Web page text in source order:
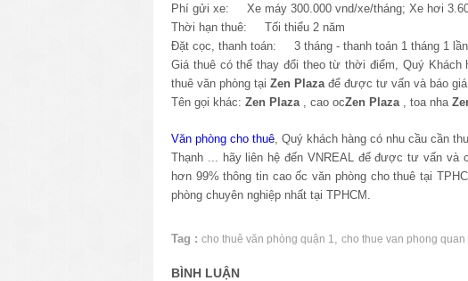
Phí gửi xe: Xe máy 300.000 vnd/xe/tháng; Xe hơi
Thời hạn thuê: Tối thiểu 2 năm
Đặt cọc, thanh toán: 3 tháng - thanh toán 1 tháng 1 lần.
Giá thuê có thể thay đổi theo từ thời điểm, Quý Khách
thuê văn phòng tại Zen Plaza để được tư vấn và báo giá.
Tên gọi khác: Zen Plaza , cao ocZen Plaza , toa nha
Văn phòng cho thuê , Quý khách hàng có nhu cầu cần
Thạnh ... hãy liên hệ đến VNREAL để được tư vấn và
hơn 99% thông tin cao ốc văn phòng cho thuê tại
phòng chuyên nghiệp nhất tại TPHCM.
Tag : cho thuê văn phòng quận 1 cho thue van phong quan
BÌNH LUẬN